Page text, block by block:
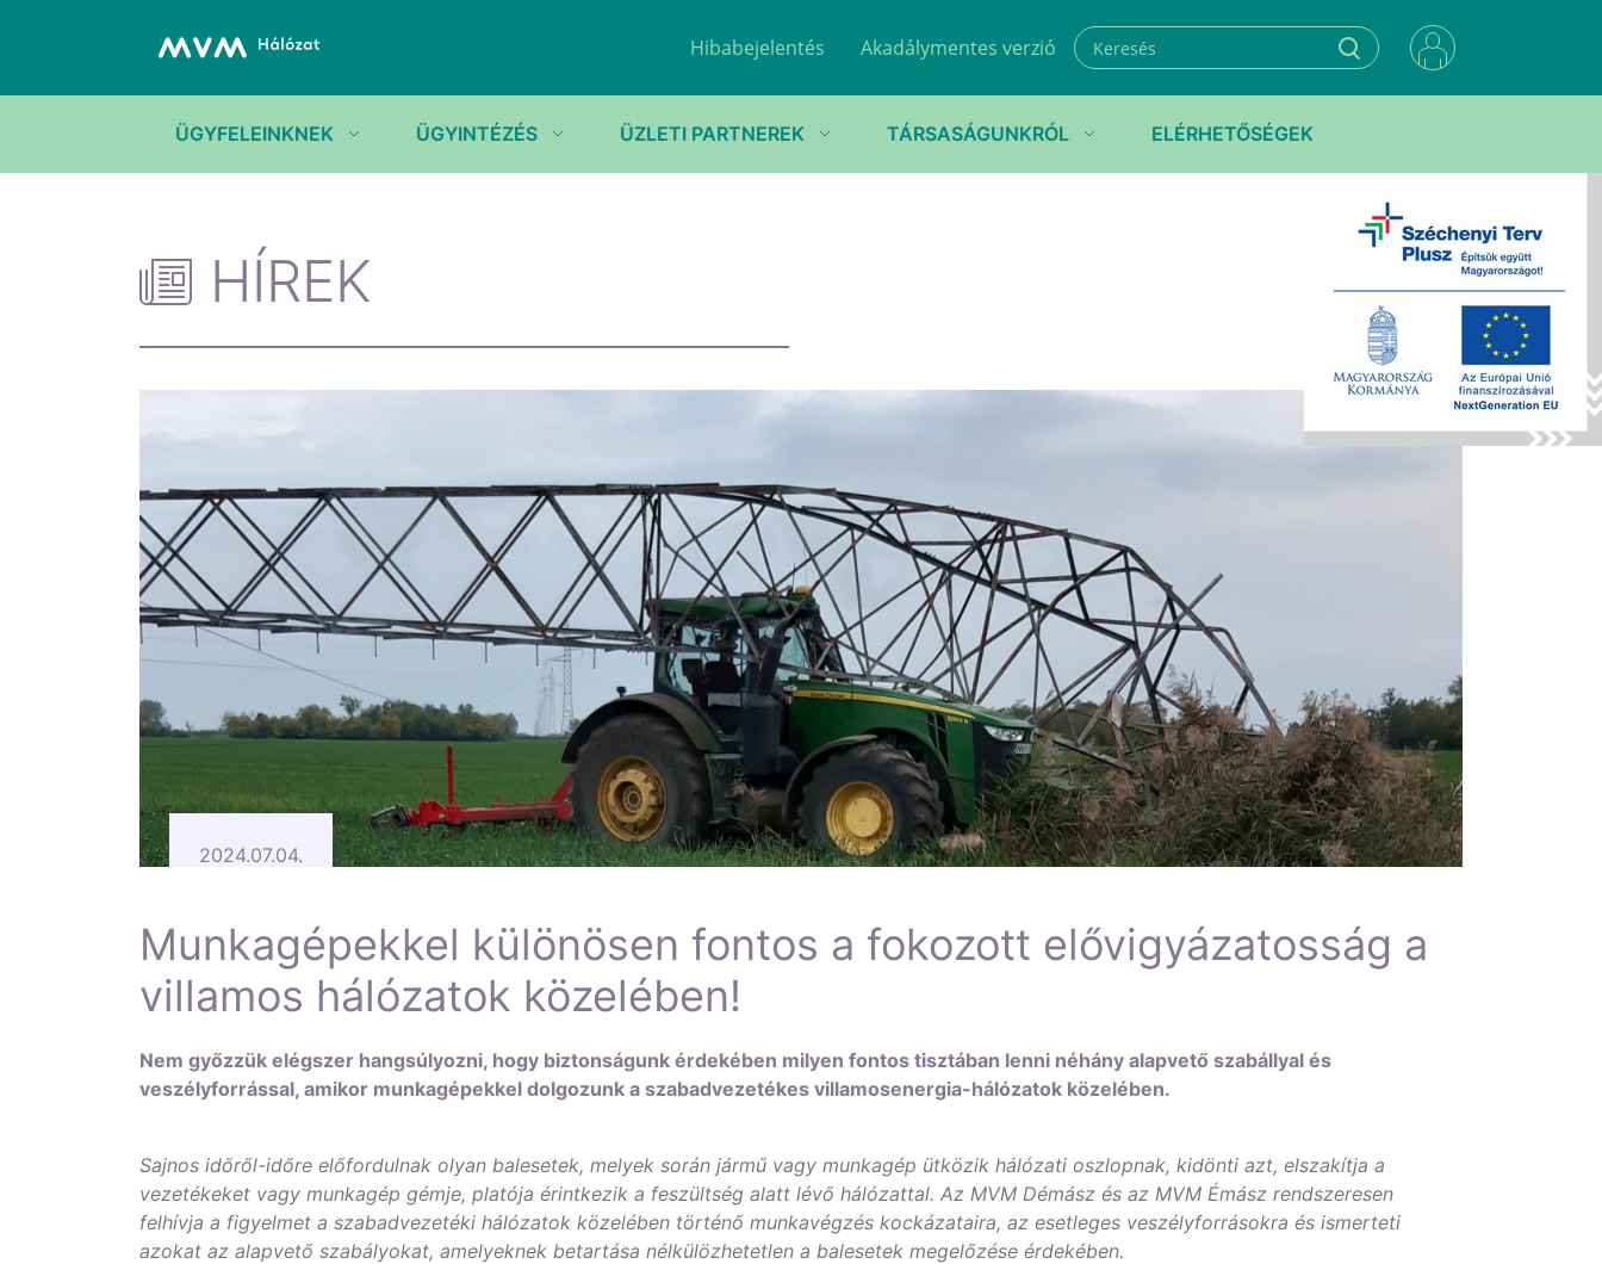
Hibabejelentés Akadálymentes verzió
ÜGYFELEINKNEK ÜGYINTÉZÉS ÜZLETI PARTNEREK TÁRSASÁGUNKRÓL ELÉRHETŐSÉGEK
HÍREK
2024.07.04.
Munkagépekkel különösen fontos a fokozott elővigyázatosság a
villamos hálózatok közelében!
Nem győzzük elégszer hangsúlyozni, hogy biztonságunk érdekében milyen fontos tisztában lenni néhány alapvető szabállyal és
veszélyforrással, amikor munkagépekkel dolgozunk a szabadvezetékes villamosenergia-hálózatok közelében.
Sajnos időről-időre előfordulnak olyan balesetek, melyek során jármű vagy munkagép ütközik hálózati oszlopnak, kidönti azt, elszakítja a
vezetékeket vagy munkagép gémje, platója érintkezik a feszültség alatt lévő hálózattal. Az MVM Démász és az MVM Émász rendszeresen
felhívja a figyelmet a szabadvezetéki hálózatok közelében történő munkavégzés kockázataira, az esetleges veszélyforrásokra és ismerteti
azokat az alapvető szabályokat, amelyeknek betartása nélkülözhetetlen a balesetek megelőzése érdekében.